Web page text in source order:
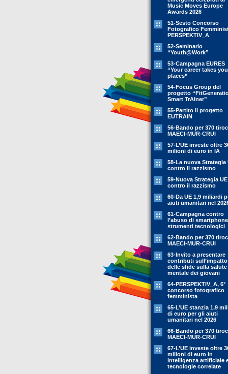
Music Moves Europe
Awards 2026
51-Sesto Concorso
Fotografico
PERSPEKTIV_A
52-Seminario
“Youth@Work”
53-Campagna EURES
“Your career takes you
places”
54-Focus Group del
progetto
Smart TrAIner”
55-Partito il progetto
EUTRAIN
56-Bando per 370
MAECI-MUR-CRUI
57-L’UE investe oltre
milioni di euro in IA
58-La nuova Strategia
contro il razzismo
59-Nuova Strategia UE
contro il razzismo
60-Da UE 1,9 miliardi
aiuti umanitari nel
61-Campagna contro
l’abuso di
strumenti tecnologici
62-Bando per 370
MAECI-MUR-CRUI
63-Invito a presentare
contributi sull’impatto
delle sfide sulla salute
mentale dei giovani
64-PERSPEKTIV_A, 6°
concorso fotografico
femminista
65-L’UE stanzia 1,9
di euro per gli aiuti
umanitari nel 2026
66-Bando per 370
MAECI-MUR-CRUI
67-L’UE investe oltre
milioni di euro in
intelligenza artificiale
tecnologie correlate